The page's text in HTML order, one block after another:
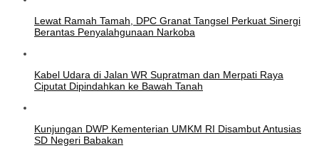
Lewat Ramah Tamah, DPC Granat Tangsel Perkuat Sinergi
Berantas Penyalahgunaan Narkoba
Kabel Udara di Jalan WR Supratman dan Merpati Raya
Ciputat Dipindahkan ke Bawah Tanah
Kunjungan DWP Kementerian UMKM RI Disambut Antusias
SD Negeri Babakan